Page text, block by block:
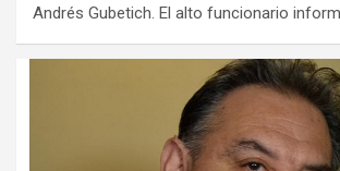
Andrés Gubetich. El alto funcionario